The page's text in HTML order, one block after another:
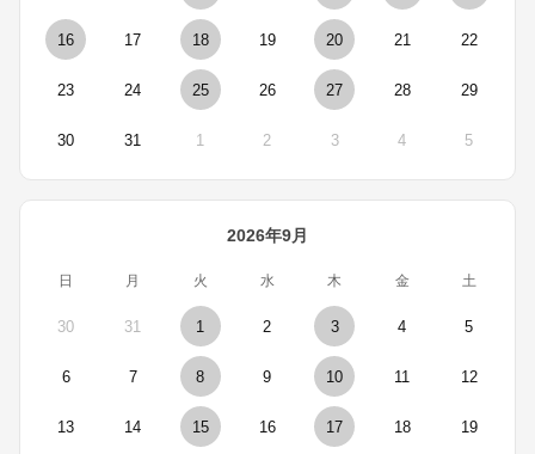
16 17 18 19 20 21 22
23 24 25 26 27 28 29
30 31 1 2 3 4 5
2026年9月
日 月 火 水 木 金 土
30 31 1 2 3 4 5
6 7 8 9 10 11 12
13 14 15 16 17 18 19